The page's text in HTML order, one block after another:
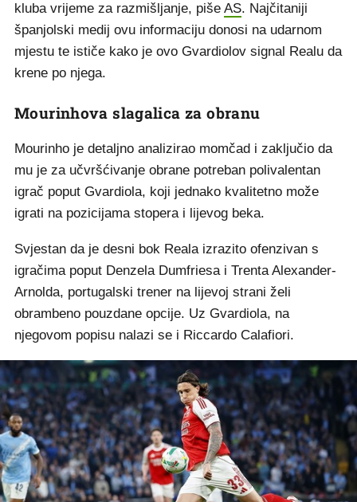
kluba vrijeme za razmišljanje, piše AS. Najčitaniji
španjolski medij ovu informaciju donosi na udarnom
mjestu te ističe kako je ovo Gvardiolov signal Realu da
krene po njega.
Mourinhova slagalica za obranu
Mourinho je detaljno analizirao momčad i zaključio da
mu je za učvršćivanje obrane potreban polivalentan
igrač poput Gvardiola, koji jednako kvalitetno može
igrati na pozicijama stopera i lijevog beka.
Svjestan da je desni bok Reala izrazito ofenzivan s
igračima poput Denzela Dumfriesa i Trenta Alexander-
Arnolda, portugalski trener na lijevoj strani želi
obrambeno pouzdane opcije. Uz Gvardiola, na
njegovom popisu nalazi se i Riccardo Calafiori.